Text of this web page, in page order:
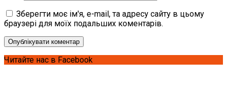
Зберегти моє ім'я, e-mail, та адресу сайту в цьому
браузері для моїх подальших коментарів.
Читайте нас в Facebook